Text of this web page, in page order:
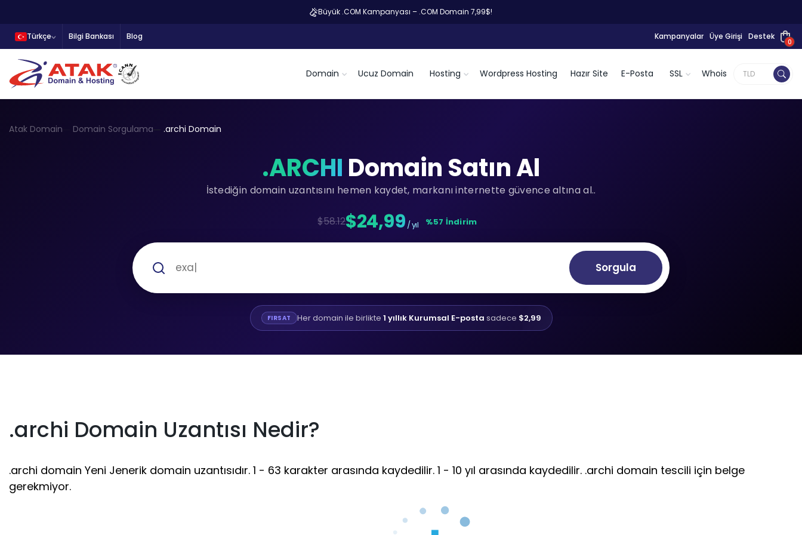
Büyük .COM Kampanyası – .COM Domain 7,99$!
Türkçe Bilgi Bankası Blog Kampanyalar Üye Girişi Destek
0
Domain Ucuz Domain Hosting Wordpress Hosting Hazır Site E-Posta SSL Whois
Atak Domain Domain Sorgulama .archi Domain
.ARCHI Domain Satın Al
İstediğin domain uzantısını hemen kaydet, markanı internette güvence altına al..
$58.12$24,99 / yıl %57 İndirim
Sorgula
FIRSAT Her domain ile birlikte 1 yıllık Kurumsal E-posta sadece $2,99
.archi Domain Uzantısı Nedir?
.archi domain Yeni Jenerik domain uzantısıdır. 1 - 63 karakter arasında kaydedilir. 1 - 10 yıl arasında kaydedilir. .archi domain tescili için belge
gerekmiyor.